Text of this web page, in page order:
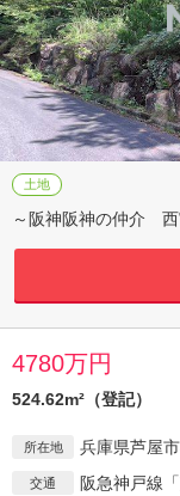
土地
～阪神阪神の仲介 西
4780万円
524.62m²（登記）
所在地 兵庫県芦屋
交通
阪急神戸線